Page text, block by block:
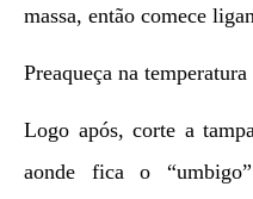
massa, então comece
Preaqueça na temperatura
Logo após, corte a
aonde fica o